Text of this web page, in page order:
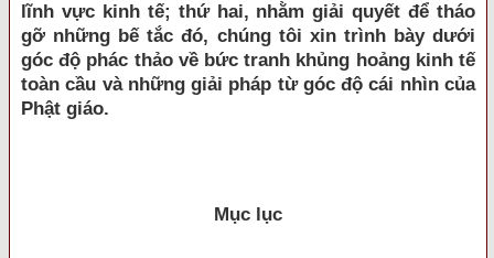
lĩnh vực kinh tế; thứ hai, nhằm giải quyết để tháo
gỡ những bế tắc đó, chúng tôi xin trình bày dưới
góc độ phác thảo về bức tranh khủng hoảng kinh tế
toàn cầu và những giải pháp từ góc độ cái nhìn của
Phật giáo.
Mục lục